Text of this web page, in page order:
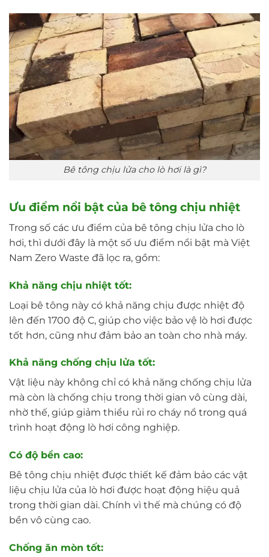
Bê tông chịu lửa cho lò hơi là gì?
Ưu điểm nổi bật của bê tông chịu nhiệt
Trong số các ưu điểm của bê tông chịu lửa cho lò
hơi, thì dưới đây là một số ưu điểm nổi bật mà Việt
Nam Zero Waste đã lọc ra, gồm:
Khả năng chịu nhiệt tốt:
Loại bê tông này có khả năng chịu được nhiệt độ
lên đến 1700 độ C, giúp cho việc bảo vệ lò hơi được
tốt hơn, cũng như đảm bảo an toàn cho nhà máy.
Khả năng chống chịu lửa tốt:
Vật liệu này không chỉ có khả năng chống chịu lửa
mà còn là chống chịu trong thời gian vô cùng dài,
nhờ thế, giúp giảm thiểu rủi ro cháy nổ trong quá
trình hoạt động lò hơi công nghiệp.
Có độ bền cao:
Bê tông chịu nhiệt được thiết kế đảm bảo các vật
liệu chịu lửa của lò hơi được hoạt động hiệu quả
trong thời gian dài. Chính vì thế mà chúng có độ
bền vô cùng cao.
Chống ăn mòn tốt: